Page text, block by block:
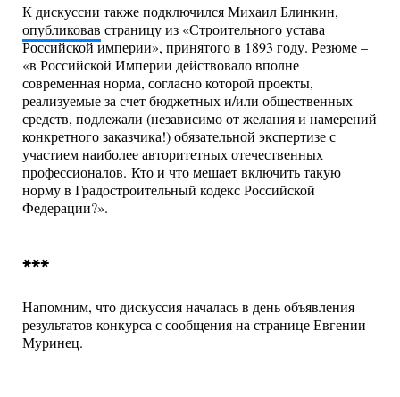
К дискуссии также подключился Михаил Блинкин,
опубликовав страницу из «Строительного устава
Российской империи», принятого в 1893 году. Резюме –
«в Российской Империи действовало вполне
современная норма, согласно которой проекты,
реализуемые за счет бюджетных и/или общественных
средств, подлежали (независимо от желания и намерений
конкретного заказчика!) обязательной экспертизе с
участием наиболее авторитетных отечественных
профессионалов. Кто и что мешает включить такую
норму в Градостроительный кодекс Российской
Федерации?».
***
Напомним, что дискуссия началась в день объявления
результатов конкурса с сообщения на странице Евгении
Муринец.